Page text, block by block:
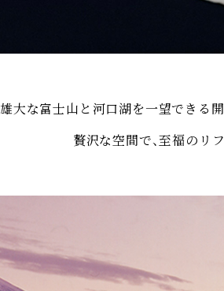
雄大な富士山と河口湖を一望できる
贅沢な空間で、至福のリ